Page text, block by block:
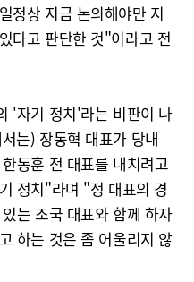
정상 지금 논의해야만 지
다고 판단한 것"이라고 전
'자기 정치'라는 비판이 나
는) 장동혁 대표가 당내
동훈 전 대표를 내치려고
정치"라며 "정 대표의 경
는 조국 대표와 함께 하자
하는 것은 좀 어울리지 않